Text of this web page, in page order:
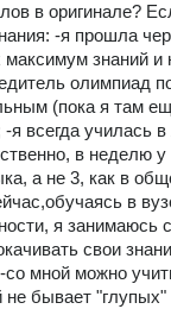
в оригинале?
-я прошла
максимум знаний и
олимпиад
(пока я там
всегда училась в
в неделю
а не 3, как в
в
я занимаюсь
свои
мной можно
не бывает "глупых"